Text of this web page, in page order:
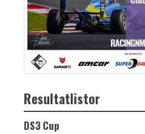
Resultatlistor
DS3 Cup